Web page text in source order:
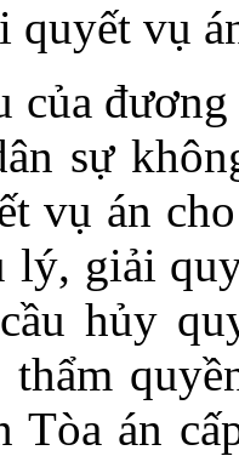
quyết vụ
của
sự
vụ án
lý, giải
hủy
Tòa án